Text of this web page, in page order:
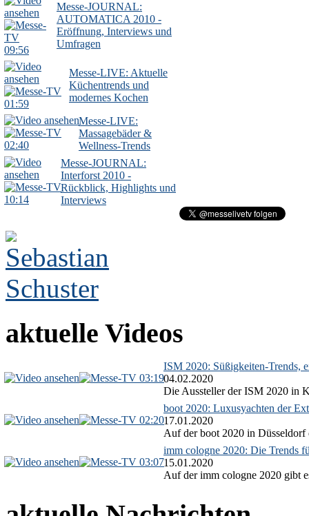
09:56
Messe-JOURNAL:
AUTOMATICA 2010 -
Eröffnung, Interviews und
Umfragen
01:59
Messe-LIVE: Aktuelle
Küchentrends und
modernes Kochen
02:40
Messe-LIVE:
Massagebäder &
Wellness-Trends
10:14
Messe-JOURNAL:
Interforst 2010 -
Rückblick, Highlights und
Interviews
aktuelle Videos
03:19
ISM 2020: Süßigkeiten-Trends,
04.02.2020
Die Aussteller der ISM 2020 in
02:20
boot 2020: Luxusyachten der
17.01.2020
Auf der boot 2020 in Düsseldorf
03:07
imm cologne 2020: Die Trends
15.01.2020
Auf der imm cologne 2020 gibt